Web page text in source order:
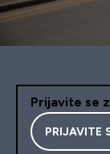
Prijavite se
PRIJAVITE